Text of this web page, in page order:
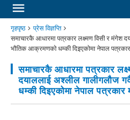
गृहपृष्ठ
प्रेस विज्ञप्ति
समाचारकै आधारमा पत्रकार लक्ष्मण विसी र मंगेश
भौतिक आक्रमणको धम्की दिइएकोमा नेपाल
समाचारकै आधारमा पत्रकार
दयाललाई अश्लील गालीगलौज
धम्की दिइएकोमा नेपाल पत्रकार